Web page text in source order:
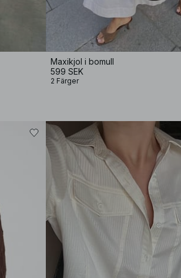
Maxikjol i bomull
599 SEK
2 Färger